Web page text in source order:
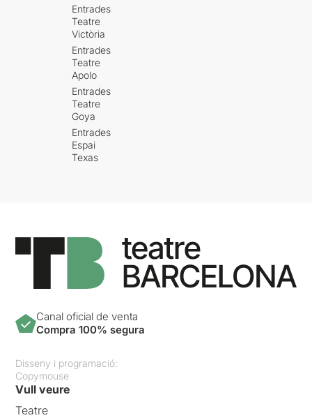
Entrades
Teatre
Victòria
Entrades
Teatre
Apolo
Entrades
Teatre
Goya
Entrades
Espai
Texas
Canal oficial de venta
Compra 100% segura
Disseny i programació:
Copymouse
Vull veure
Teatre